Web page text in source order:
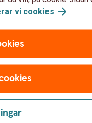
vi cookies .